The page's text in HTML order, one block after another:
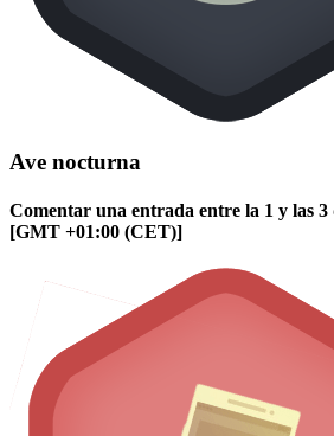
Ave nocturna
Comentar una entrada entre la 1 y las 3
[GMT +01:00 (CET)]